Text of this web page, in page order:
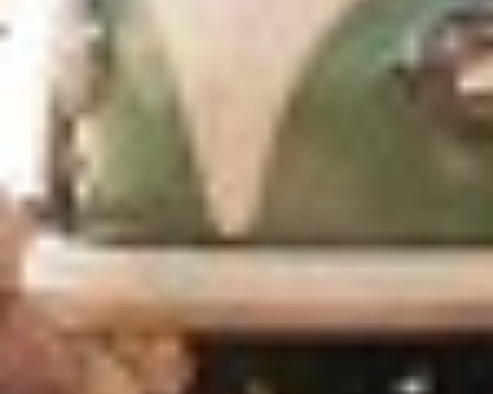
Katalog kostenlos bestellen
Seminarübersicht
Unternehmen
Wer ist die W.A.F.
Jobs & Karriere
Presse
Service
Kontakt
waf-seminar.de
betriebsrat.ai
betriebsratswahl.de